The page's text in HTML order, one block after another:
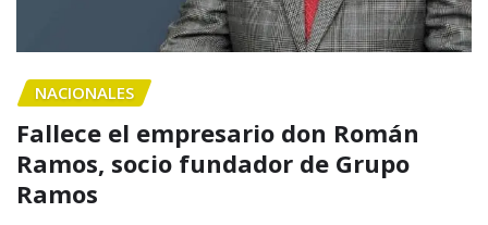
NACIONALES
Fallece el empresario don Román
Ramos, socio fundador de Grupo
Ramos